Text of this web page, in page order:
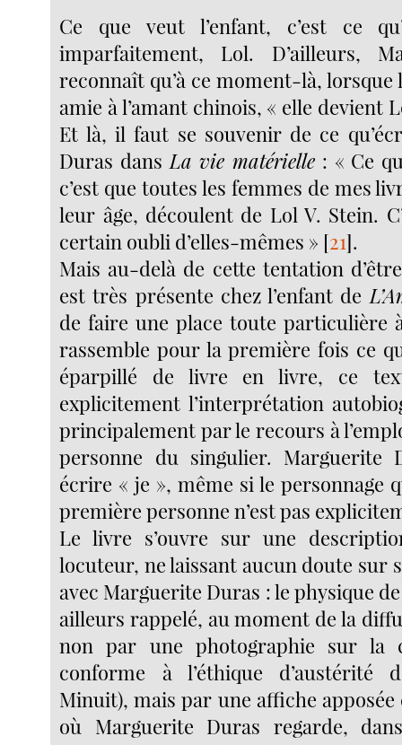
Ce que veut l’enfant, c’est ce
imparfaitement, Lol. D’ailleurs,
reconnaît qu’à ce moment-là, lorsque
amie à l’amant chinois, « elle devient
Et là, il faut se souvenir de ce
Duras dansLa vie matérielle : « Ce
c’est que toutes les femmes de mes
leur âge, découlent de Lol V. Stein.
certain oubli d’elles-mêmes » [21].
Mais au-delà de cette tentation
est très présente chez l’enfant de
de faire une place toute particulière
rassemble pour la première fois ce
éparpillé de livre en livre, ce
explicitement l’interprétation
principalement par le recours à
personne du singulier. Marguerite
écrire « je », même si le personnage
première personne n’est pas
Le livre s’ouvre sur une
locuteur, ne laissant aucun doute sur
avec Marguerite Duras : le physique
ailleurs rappelé, au moment de la
non par une photographie sur la
conforme à l’éthique d’austérité
Minuit), mais par une affiche apposée
où Marguerite Duras regarde,